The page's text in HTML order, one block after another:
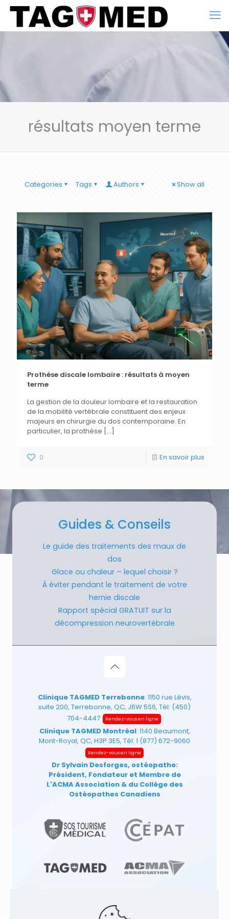
résultats moyen terme
Categories Tags Authors Show all
Prothèse discale lombaire : résultats à moyen
terme
La gestion de la douleur lombaire et la restauration
de la mobilité vertébrale constituent des enjeux
majeurs en chirurgie du dos contemporaine. En
particulier, la prothèse […]
0 En savoir plus
Guides & Conseils
Le guide des traitements des maux de
dos
Glace ou chaleur – lequel choisir ?
À éviter pendant le traitement de votre
hernie discale
Rapport spécial GRATUIT sur la
décompression neurovertébrale
Clinique TAGMED Terrebonne: 1150 rue Lévis,
suite 200, Terrebonne, QC, J6W 5S6, Tél: (450)
704-4447
Rendez-vous en ligne
Clinique TAGMED Montréal: 1140 Beaumont,
Mont-Royal, QC, H3P 3E5, Tél: 1 (877) 672-9060
Rendez-vous en ligne
Dr Sylvain Desforges, ostéopathe:
Président, Fondateur et Membre de
L'ACMA Association & du Collège des
Ostéopathes Canadiens